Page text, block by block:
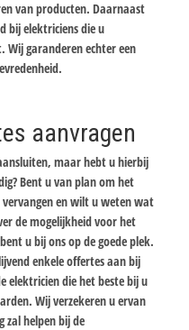
van producten. Daarnaast
bij elektriciens die u
garanderen echter een
aanvragen
maar hebt u hierbij
Bent u van plan om het
en wilt u weten wat
de mogelijkheid voor het
u bij ons op de goede plek.
enkele offertes aan bij
elektricien die het beste bij u
Wij verzekeren u ervan
zal helpen bij de